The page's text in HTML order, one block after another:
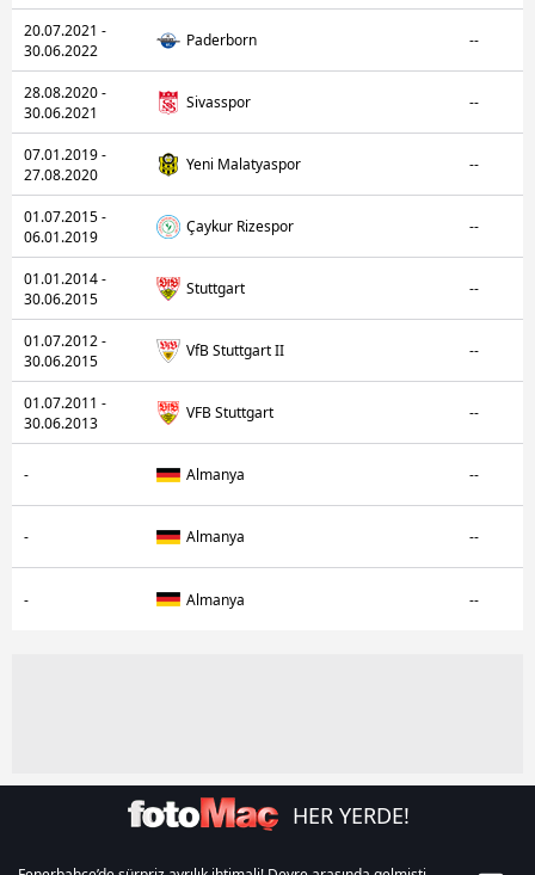
20.07.2021 -
30.06.2022
Paderborn --
28.08.2020 -
30.06.2021
Sivasspor --
07.01.2019 -
27.08.2020
Yeni Malatyaspor --
01.07.2015 -
06.01.2019
Çaykur Rizespor --
01.01.2014 -
30.06.2015
Stuttgart --
01.07.2012 -
30.06.2015
VfB Stuttgart II --
01.07.2011 -
30.06.2013
VFB Stuttgart --
- Almanya --
- Almanya --
- Almanya --
HER YERDE!